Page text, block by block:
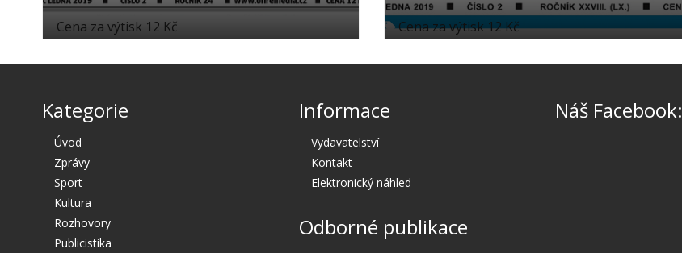
Cena za výtisk 12 Kč Cena za výtisk 12 Kč
Kategorie
Úvod
Zprávy
Sport
Kultura
Rozhovory
Publicistika
Informace
Vydavatelství
Kontakt
Elektronický náhled
Odborné publikace
Náš Facebook: